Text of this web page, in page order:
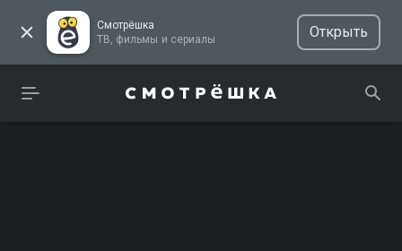
Смотрёшка
ТВ, фильмы и сериалы
Открыть